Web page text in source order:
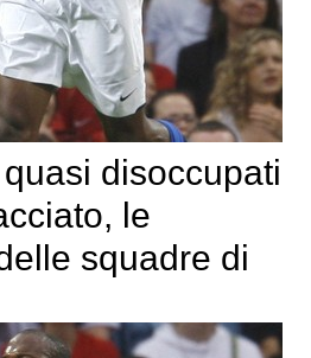
disoccupati
le
squadre di